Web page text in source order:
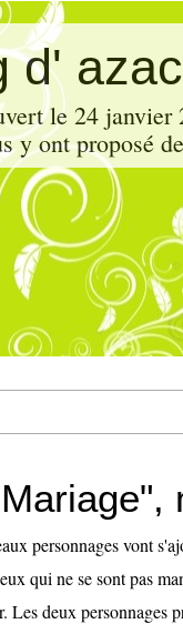
d'
le 24
y ont proposé
personnages vont
qui ne se sont pas
Les deux personnages